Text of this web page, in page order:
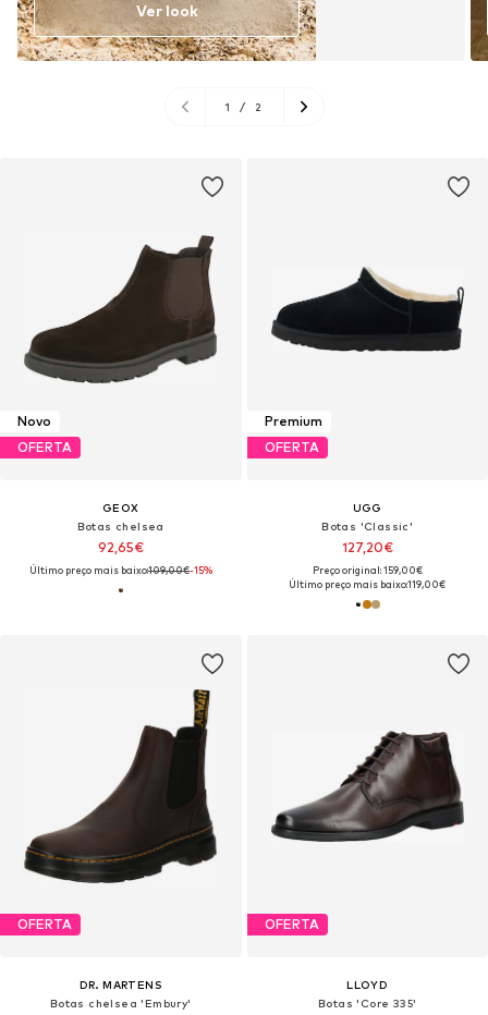
Novo
OFERTA
GEOX
Botas chelsea
92,65€
Último preço mais baixo:109,00€-15%
Premium
OFERTA
UGG
Botas 'Classic'
127,20€
Preço original: 159,00€
Último preço mais baixo:119,00€
Ver look
1 / 2
OFERTA
DR. MARTENS
Botas chelsea 'Embury'
OFERTA
LLOYD
Botas 'Core 335'